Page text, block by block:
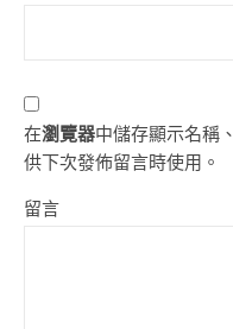
在瀏覽器中儲存顯示名稱
供下次發佈留言時使用。
留言